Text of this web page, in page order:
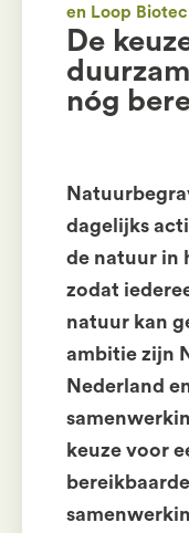
en Loop
De
nóg
dagelijks
de natuur in
zodat
natuur kan
ambitie zijn
Nederland
keuze voor